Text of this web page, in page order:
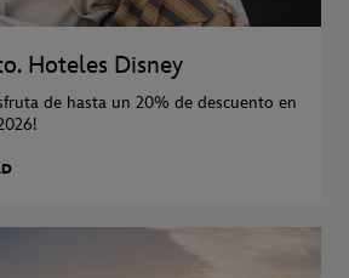
Hoteles Disney
de hasta un 20% de descuento en